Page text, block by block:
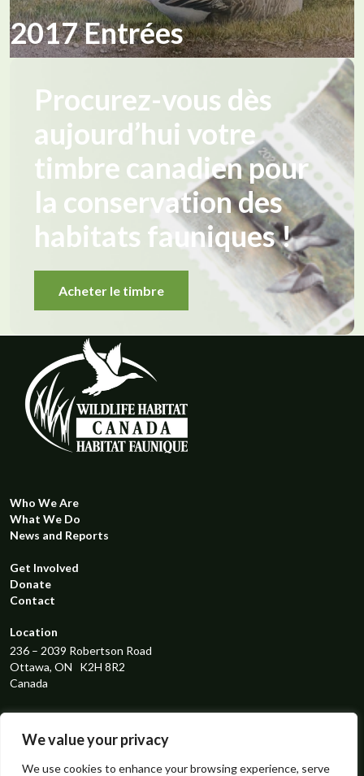
We value your privacy
We use cookies to enhance your browsing experience, serve
2017 Entrées
Procurez-vous dès
aujourd’hui votre
timbre canadien pour
la conservation des
habitats fauniques !
Acheter le timbre
Who We Are
What We Do
News and Reports
Get Involved
Donate
Contact
Location
236 – 2039 Robertson Road
Ottawa, ON K2H 8R2
Canada
119298131RR0001
Connect with us